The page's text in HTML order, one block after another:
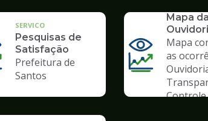
SERVICO
Pesquisas de
Satisfação
Prefeitura de
Santos
Mapa
Mapa
as
Controle